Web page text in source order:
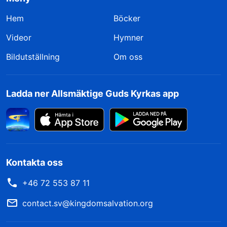
Hem
Böcker
Videor
Hymner
Bildutställning
Om oss
Ladda ner Allsmäktige Guds Kyrkas app
Kontakta oss
+46 72 553 87 11
contact.sv@kingdomsalvation.org